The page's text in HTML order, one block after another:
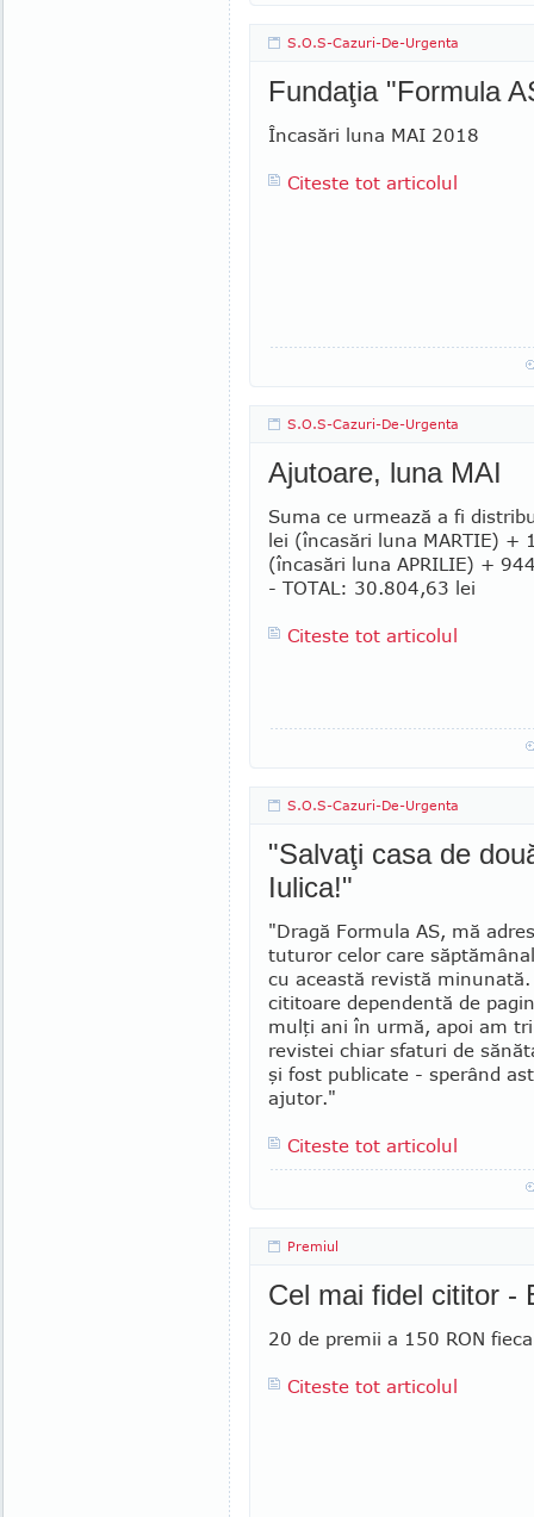
S.O.S-Cazuri-De-Urgenta
Fundaţia "Formula
Încasări luna MAI 2018
Citeste tot articolul
S.O.S-Cazuri-De-Urgenta
Ajutoare, luna MAI
Suma ce urmează a fi
lei (încasări luna MARTIE) +
(încasări luna APRILIE) +
- TOTAL: 30.804,63 lei
Citeste tot articolul
S.O.S-Cazuri-De-Urgenta
"Salvaţi casa de
Iulica!"
"Dragă Formula AS, mă
tuturor celor care
cu această revistă
cititoare dependentă de
mulţi ani în urmă, apoi am
re­vistei chiar sfaturi de
şi fost pu­blicate - sperând
ajutor."
Citeste tot articolul
Premiul
Cel mai fidel cititor -
20 de premii a 150 RON
Citeste tot articolul